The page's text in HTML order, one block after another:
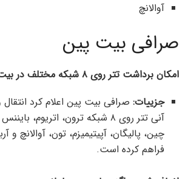
آوالانچ
صرافی بیت پین
امکان برداشت تتر روی ۸ شبکه مختلف در بیت پین
جزییات: صرافی بیت پین اعلام کرد
آنی تتر روی ۸ شبکه ترون، اتریوم،
چین، پالیگان، آپیتیمیزم، تون، آوالانچ و
فراهم کرده است.